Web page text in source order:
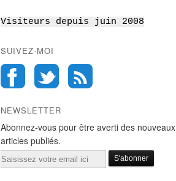
Visiteurs depuis juin 2008
SUIVEZ-MOI
NEWSLETTER
Abonnez-vous pour être averti des nouveaux
articles publiés.
Email